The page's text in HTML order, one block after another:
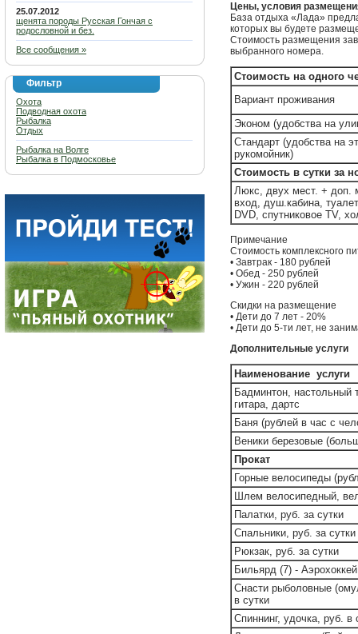
25.07.2012
щенята породы Русская Гончая с
родословной и без.
Все сообщения »
Фильтр
Охота
Подводная охота
Рыбалка
Отдых
Рыбалка на Волге
Рыбалка в Подмосковье
Цены, условия
База отдыха «Лада»
которых вы будете
Стоимость размещения
выбранного номера.
Стоимость на одного
Вариант проживания
Эконом (удобства на
Стандарт (удобства на
рукомойник)
Стоимость в сутки за
Люкс, двух мест. + доп.
вход, душ.кабина,
DVD, спутниковое TV,
Примечание
Стоимость комплексного
• Завтрак - 180 рублей
• Обед - 250 рублей
• Ужин - 220 рублей
Скидки на размещение
• Дети до 7 лет - 20%
• Дети до 5-ти лет, не
Дополнительные услуги
Наименование услуги
Бадминтон, настольный
гитара, дартс
Баня (рублей в час с
Веники березовые
Прокат
Горные велосипеды
Шлем велосипедный,
Палатки, руб. за сутки
Спальники, руб. за сутки
Рюкзак, руб. за сутки
Бильярд (7) -
Снасти рыболовные
в сутки
Спиннинг, удочка, руб. в